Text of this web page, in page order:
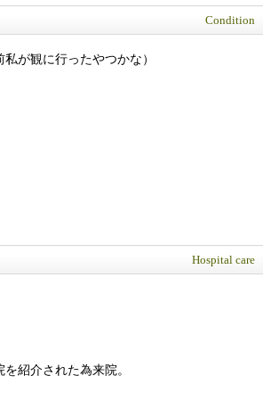
Condition
が観に行ったやつかな）
Hospital care
紹介された為来院。